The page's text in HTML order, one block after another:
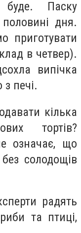
Паску
дня.
приготувати
в четвер).
випічка
печі.
кілька
тортів?
означає, що
солодощів
радять
та птиці,